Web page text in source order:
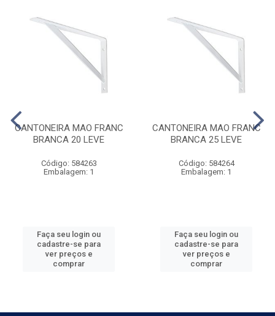
CANTONEIRA MAO FRANC
BRANCA 20 LEVE
Código: 584263
Embalagem: 1
Faça seu login ou
cadastre-se para
ver preços e
comprar
CANTONEIRA MAO FRANC
BRANCA 25 LEVE
Código: 584264
Embalagem: 1
Faça seu login ou
cadastre-se para
ver preços e
comprar